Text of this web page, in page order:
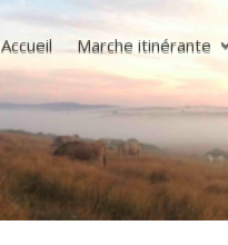
Accueil Marche itinérante